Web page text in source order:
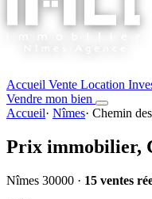
Accueil Vente Location
Vendre mon bien
Accueil· Nîmes· Chemin
Prix immobilier,
Nîmes 30000 · 15 ventes